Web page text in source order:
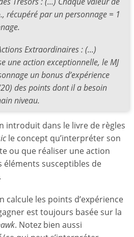
récupéré par un personnage = 1
Extraordinaires : (...)
une action exceptionnelle, le MJ
un bonus d’expérience
des points dont il a besoin
niveau.
introduit dans le livre de règles
le concept qu’interpréter son
ou que réaliser une action
éléments susceptibles de
calcule les points d’expérience
est toujours basée sur la
. Notez bien aussi